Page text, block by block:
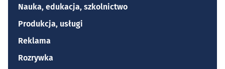
Nauka, edukacja, szkolnictwo
Produkcja, usługi
Reklama
Rozrywka